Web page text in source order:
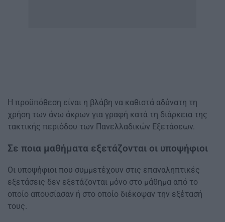
Η προϋπόθεση είναι η βλάβη να καθιστά αδύνατη τη
χρήση των άνω άκρων για γραφή κατά τη διάρκεια της
τακτικής περιόδου των Πανελλαδικών Εξετάσεων.
Σε ποια μαθήματα εξετάζονται οι υποψήφιοι
Οι υποψήφιοι που συμμετέχουν στις επαναληπτικές
εξετάσεις δεν εξετάζονται μόνο στο μάθημα από το
οποίο απουσίασαν ή στο οποίο διέκοψαν την εξέτασή
τους.